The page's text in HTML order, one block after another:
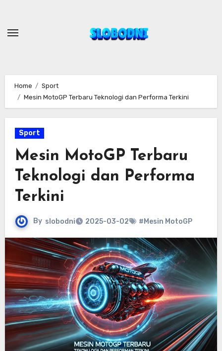
content
Home
Sport
Mesin MotoGP Terbaru Teknologi dan Performa Terkini
Sport
Mesin MotoGP Terbaru
Teknologi dan Performa
Terkini
By slobodni 2025-03-02 #Mesin MotoGP